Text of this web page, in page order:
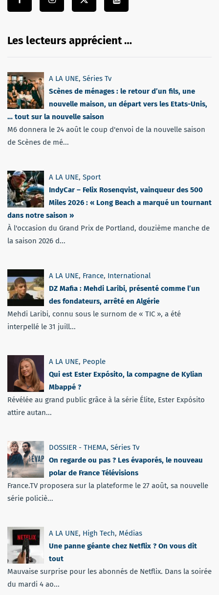
Les lecteurs apprécient …
A LA UNE, Séries Tv
Scènes de ménages : le retour d’un fils, une
nouvelle maison, un départ vers les Etats-Unis,
… tout sur la nouvelle saison
M6 donnera le 24 août le coup d'envoi de la nouvelle saison
de Scènes de mé...
A LA UNE, Sport
IndyCar – Felix Rosenqvist, vainqueur des 500
Miles 2026 : « Long Beach a marqué un tournant
dans notre saison »
À l'occasion du Grand Prix de Portland, douzième manche de
la saison 2026 d...
A LA UNE, France, International
DZ Mafia : Mehdi Laribi, présenté comme l’un
des fondateurs, arrêté en Algérie
Mehdi Laribi, connu sous le surnom de « TIC », a été
interpellé le 31 juill...
A LA UNE, People
Qui est Ester Expósito, la compagne de Kylian
Mbappé ?
Révélée au grand public grâce à la série Élite, Ester Expósito
attire autan...
DOSSIER - THEMA, Séries Tv
On regarde ou pas ? Les évaporés, le nouveau
polar de France Télévisions
France.TV proposera sur la plateforme le 27 août, sa nouvelle
série policiè...
A LA UNE, High Tech, Médias
Une panne géante chez Netflix ? On vous dit
tout
Mauvaise surprise pour les abonnés de Netflix. Dans la soirée
du mardi 4 ao...